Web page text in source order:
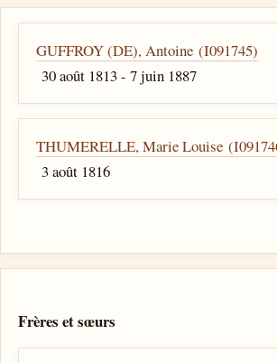
GUFFROY (DE), Antoine (I091745)
30 août 1813 - 7 juin 1887
THUMERELLE, Marie Louise
3 août 1816
Frères et sœurs